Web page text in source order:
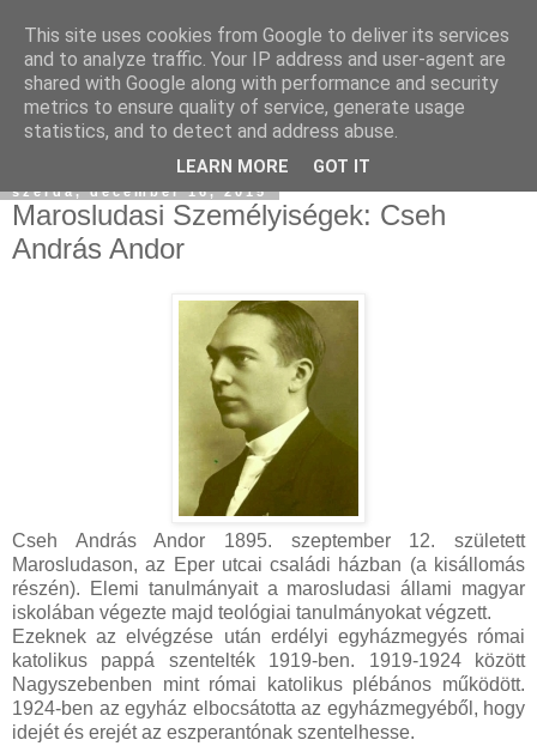
szerda, december 16, 2015
Marosludasi Személyiségek: Cseh
András Andor
Cseh András Andor 1895. szeptember 12. született
Marosludason, az Eper utcai családi házban (a kisállomás
részén). Elemi tanulmányait a marosludasi állami magyar
iskolában végezte majd teológiai tanulmányokat végzett.
Ezeknek az elvégzése után erdélyi egyházmegyés római
katolikus pappá szentelték 1919-ben. 1919-1924 között
Nagyszebenben mint római katolikus plébános működött.
1924-ben az egyház elbocsátotta az egyházmegyéből, hogy
idejét és erejét az eszperantónak szentelhesse.
This site uses cookies from Google to deliver its services
and to analyze traffic. Your IP address and user-agent are
shared with Google along with performance and security
metrics to ensure quality of service, generate usage
statistics, and to detect and address abuse.
LEARN MORE GOT IT